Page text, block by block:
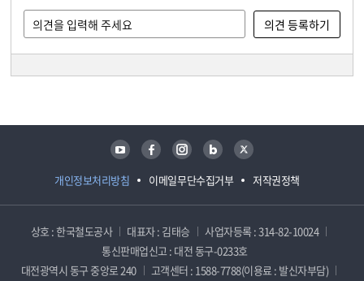
개인정보처리방침 이메일무단수집거부 저작권정책
유튜브 페이스북 인스타그램 블로그 트위터
상호 : 한국철도공사 대표자 : 김태승
사업자등록 : 314-82-10024
통신판매업신고 : 대전 동구-0233호
대전광역시 동구 중앙로 240
고객센터 : 1588-7788(이용료 : 발신자부담)